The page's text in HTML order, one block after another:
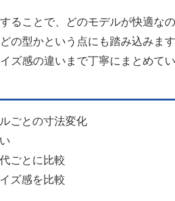
ることで、どのモデルが快適な
の型かという点にも踏み込みま
ズ感の違いまで丁寧にまとめてい
ごとの寸法変化
ごとに比較
ズ感を比較